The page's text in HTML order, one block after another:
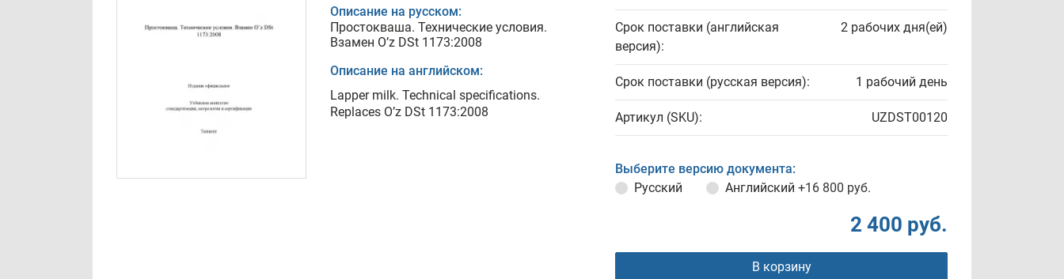
Описание на русском:
Простокваша. Технические условия.
Взамен O’z DSt 1173:2008
Описание на английском:
Lapper milk. Technical specifications.
Replaces O’z DSt 1173:2008
Срок поставки (английская
версия):
2 рабочих дня(ей)
Срок поставки (русская версия): 1 рабочий день
Артикул (SKU): UZDST00120
Выберите версию документа:
Русский
Английский +16 800 руб.
2 400 руб.
В корзину